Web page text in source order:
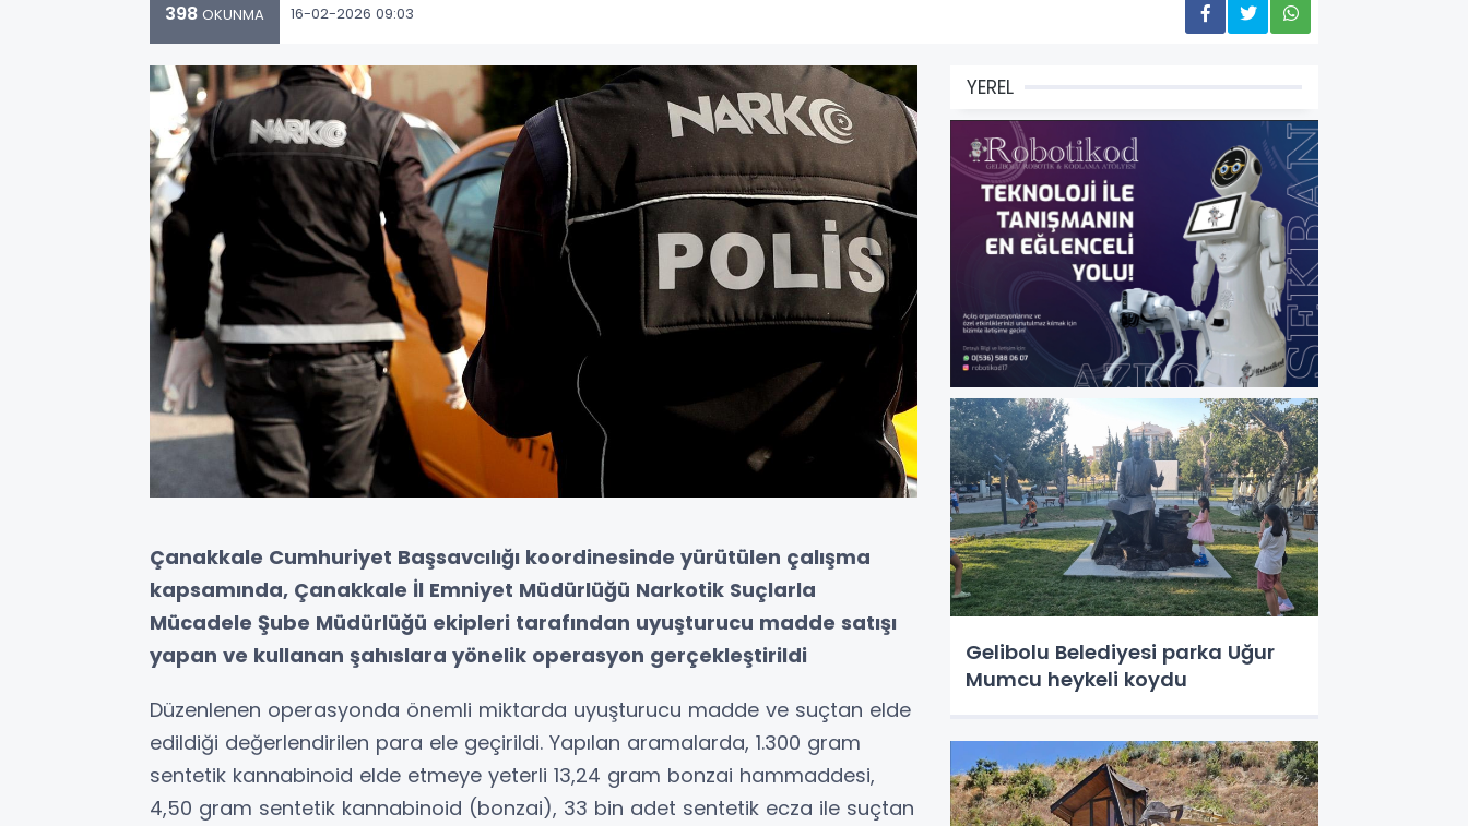
398 OKUNMA 16-02-2026 09:03
Çanakkale Cumhuriyet Başsavcılığı koordinesinde yürütülen çalışma
kapsamında, Çanakkale İl Emniyet Müdürlüğü Narkotik Suçlarla
Mücadele Şube Müdürlüğü ekipleri tarafından uyuşturucu madde satışı
yapan ve kullanan şahıslara yönelik operasyon gerçekleştirildi
Düzenlenen operasyonda önemli miktarda uyuşturucu madde ve suçtan elde
edildiği değerlendirilen para ele geçirildi. Yapılan aramalarda, 1.300 gram
sentetik kannabinoid elde etmeye yeterli 13,24 gram bonzai hammaddesi,
4,50 gram sentetik kannabinoid (bonzai), 33 bin adet sentetik ecza ile suçtan
YEREL
Gelibolu Belediyesi parka Uğur
Mumcu heykeli koydu